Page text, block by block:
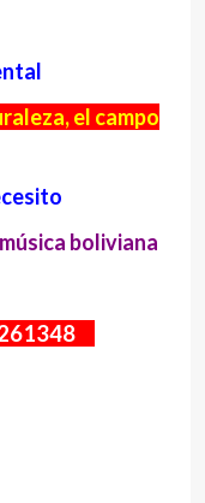
el campo
boliviana